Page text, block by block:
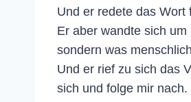
Und er redete das Wort
Er aber wandte sich
sondern was
Und er rief zu sich das
sich und folge mir nach.